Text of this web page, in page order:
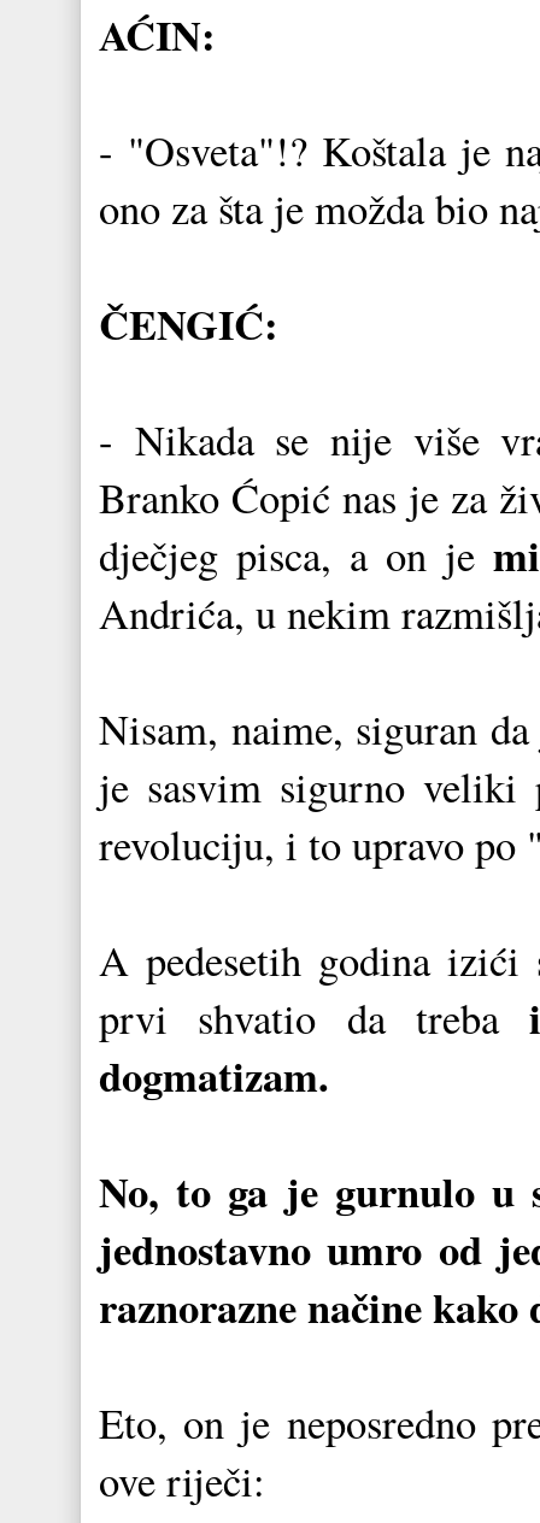
AĆIN:
- "Osveta"!? Koštala je
ono za šta je možda bio
ČENGIĆ:
- Nikada se nije više
Branko Ćopić nas je za
dječjeg pisca, a on je
Andrića, u nekim
Nisam, naime, siguran
je sasvim sigurno veliki
revoluciju, i to upravo
A pedesetih godina
prvi shvatio da treba
dogmatizam.
No, to ga je gurnulo u
jednostavno umro od
raznorazne načine
Eto, on je neposredno
ove riječi: